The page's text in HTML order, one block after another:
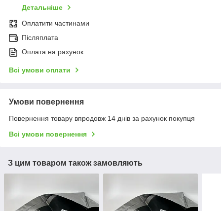
Детальніше
Оплатити частинами
Післяплата
Оплата на рахунок
Всі умови оплати
Умови повернення
Повернення товару впродовж 14 днів за рахунок покупця
Всі умови повернення
З цим товаром також замовляють